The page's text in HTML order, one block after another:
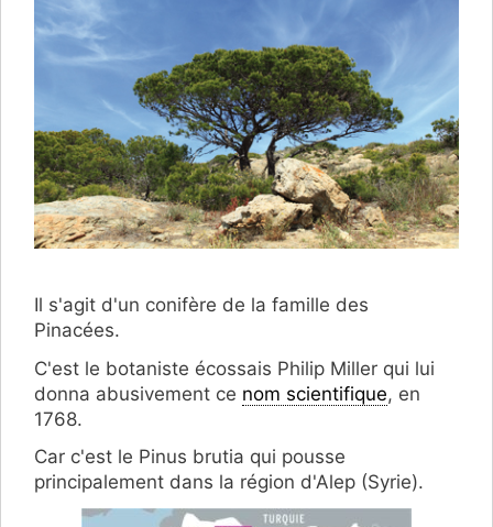
Il s'agit d'un conifère de la famille des
Pinacées.
C'est le botaniste écossais Philip Miller qui lui
donna abusivement ce nom scientifique, en
1768.
Car c'est le Pinus brutia qui pousse
principalement dans la région d'Alep (Syrie).